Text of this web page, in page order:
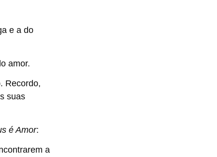
e a do
amor.
Recordo,
suas
é Amor:
a